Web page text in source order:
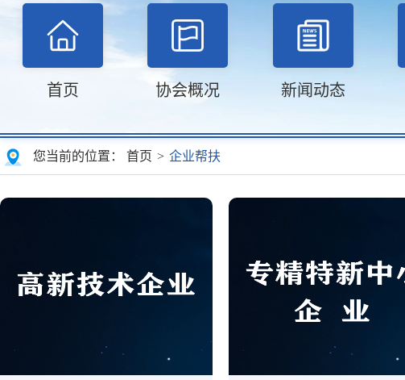
首页 协会概况 新闻动态
您当前的位置： 首页 > 企业帮扶